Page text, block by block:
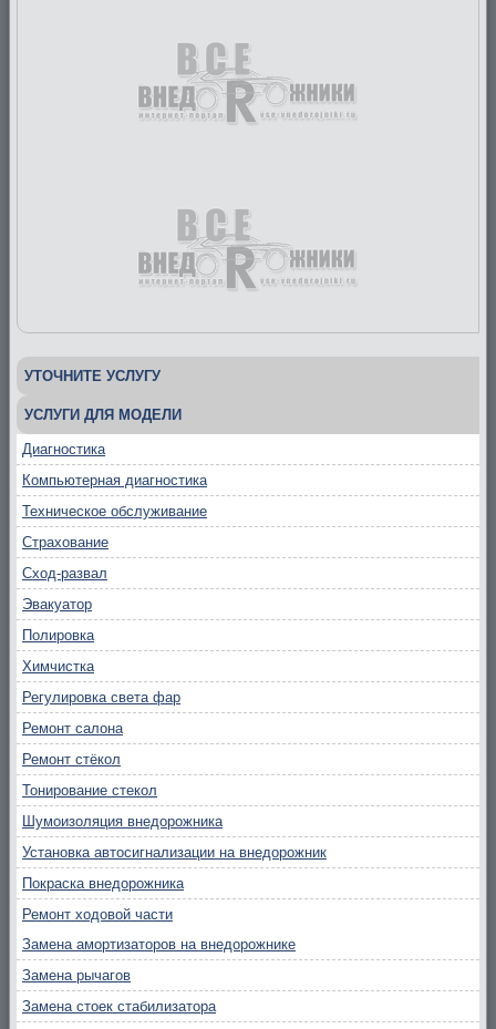
УТОЧНИТЕ УСЛУГУ
УСЛУГИ ДЛЯ МОДЕЛИ
Диагностика
Компьютерная диагностика
Техническое обслуживание
Страхование
Сход-развал
Эвакуатор
Полировка
Химчистка
Регулировка света фар
Ремонт салона
Ремонт стёкол
Тонирование стекол
Шумоизоляция внедорожника
Установка автосигнализации на внедорожник
Покраска внедорожника
Ремонт ходовой части
Замена амортизаторов на внедорожнике
Замена рычагов
Замена стоек стабилизатора